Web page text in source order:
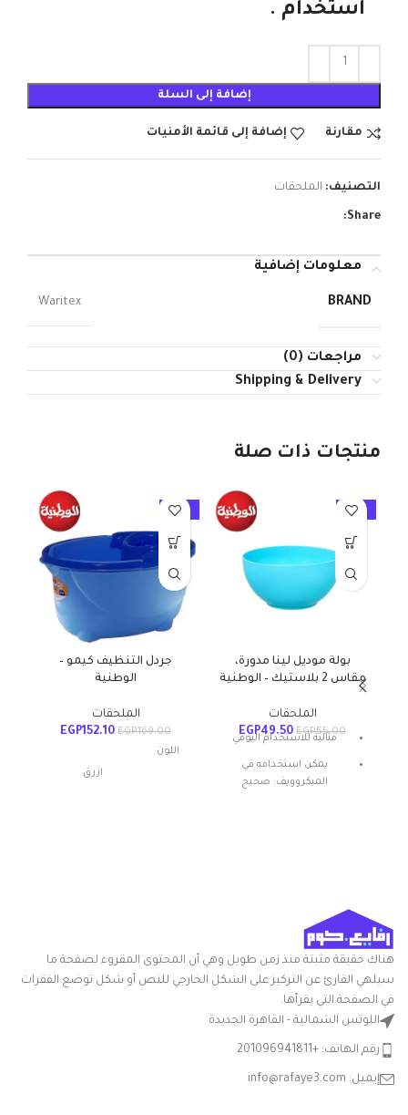
استخدام .
إضافة إلى السلة
مقارنة إضافة إلى قائمة الأمنيات
التصنيف: الملحقات
Share:
معلومات إضافية
BRAND
Waritex
مراجعات (0)
Shipping & Delivery
منتجات ذات صلة
-10%
بولة موديل لينا مدورة،
مقاس 2 بلاستيك – الوطنية
الملحقات
EGP55.00
EGP49.50
مثالية للاستخدام اليومي
يمكن استخدامه في
الميكروويف: صحيح
-10%
جردل التنظيف كيمو –
الوطنية
الملحقات
EGP169.00
EGP152.10
اللون
ازرق
التعامل مع
المواد
بلاستيك
هناك حقيقة مثبتة منذ زمن طويل وهي أن المحتوى المقروء لصفحة ما
سيلهي القارئ عن التركيز على الشكل الخارجي للنص أو شكل توضع الفقرات
في الصفحة التي يقرأها.
اللوتس الشمالية - القاهرة الجديدة
رقم الهاتف: +201096941811
إيميل: info@rafaye3.com